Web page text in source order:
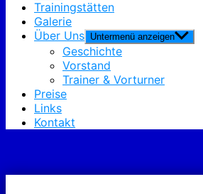
Trainingstätten
Galerie
Über Uns Untermenü anzeigen
Geschichte
Vorstand
Trainer & Vorturner
Preise
Links
Kontakt